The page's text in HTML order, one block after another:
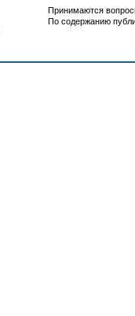
Принимаются
По содержанию